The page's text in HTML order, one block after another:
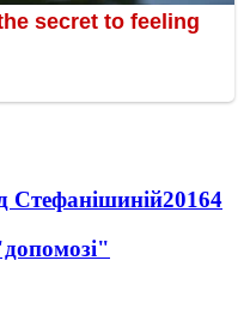
Стефанішиній20164